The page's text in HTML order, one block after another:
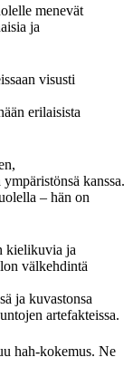
menevät
ja
visusti
erilaisista
kanssa.
– hän on
kielikuvia ja
välkehdintä
ja kuvastonsa
artefakteissa.
hah-kokemus. Ne